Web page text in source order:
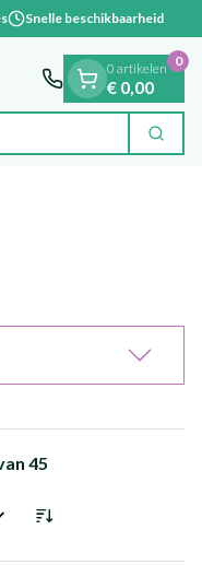
Snelle beschikbaarheid
Zoek
0 artikelen
€ 0,00
0
45